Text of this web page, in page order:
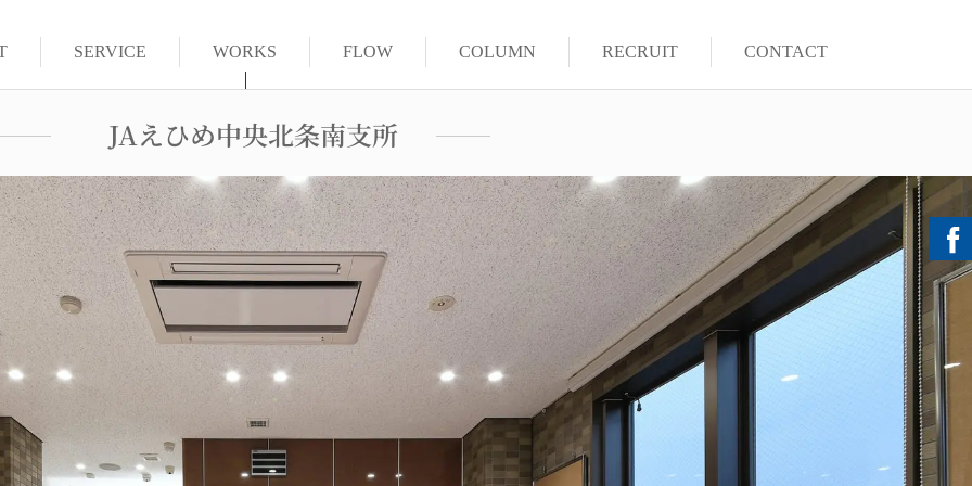
SERVICE WORKS FLOW COLUMN RECRUIT CONTACT
JAえひめ中央北条南支所